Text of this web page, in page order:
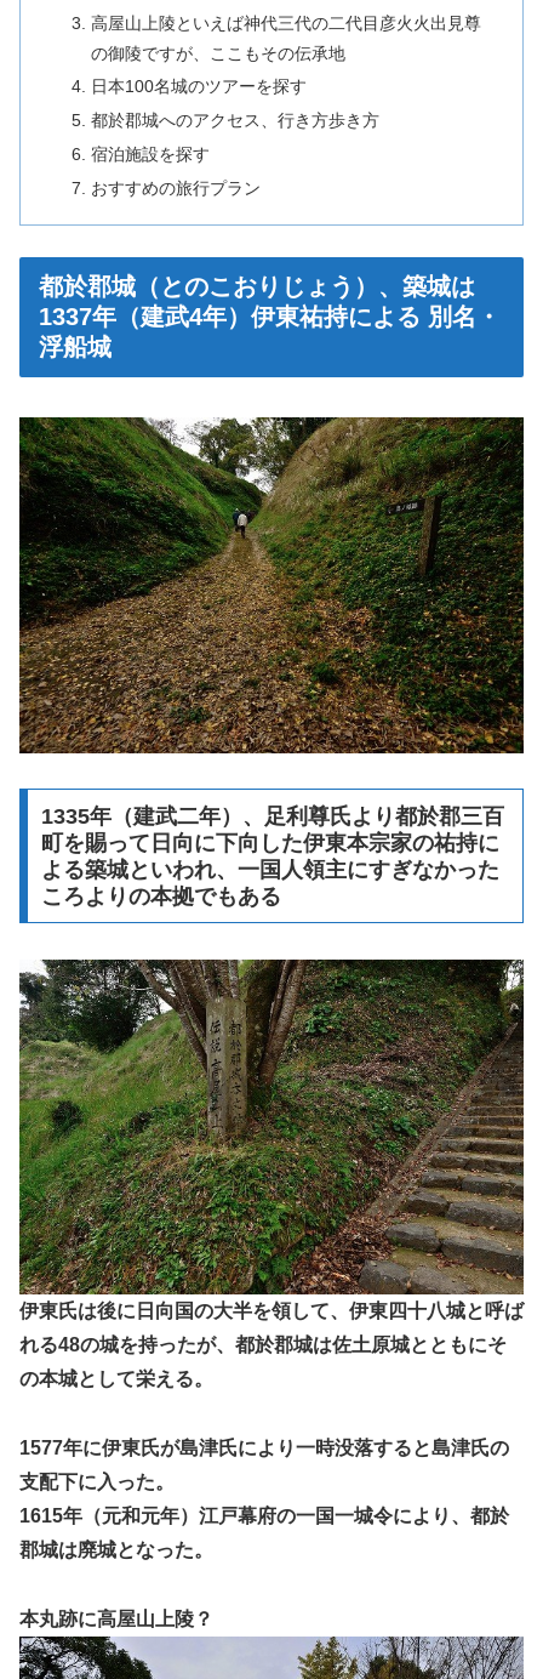
高屋山上陵といえば神代三代の二代目彦火火出見尊
の御陵ですが、ここもその伝承地
日本100名城のツアーを探す
都於郡城へのアクセス、行き方歩き方
宿泊施設を探す
おすすめの旅行プラン
都於郡城（とのこおりじょう）、築城は
1337年（建武4年）伊東祐持による 別名・
浮船城
1335年（建武二年）、足利尊氏より都於郡三百
町を賜って日向に下向した伊東本宗家の祐持に
よる築城といわれ、一国人領主にすぎなかった
ころよりの本拠でもある
伊東氏は後に日向国の大半を領して、伊東四十八城と呼ば
れる48の城を持ったが、都於郡城は佐土原城とともにそ
の本城として栄える。
1577年に伊東氏が島津氏により一時没落すると島津氏の
支配下に入った。
1615年（元和元年）江戸幕府の一国一城令により、都於
郡城は廃城となった。
本丸跡に高屋山上陵？